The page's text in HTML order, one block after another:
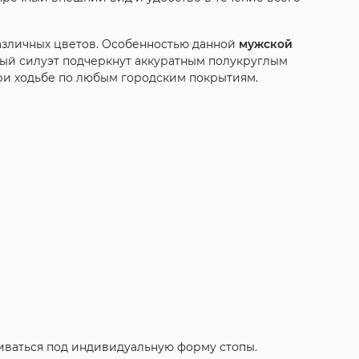
цветов. Особенностью данной мужской
силуэт подчеркнут аккуратным полукруглым
ходьбе по любым городским покрытиям.
под индивидуальную форму стопы.